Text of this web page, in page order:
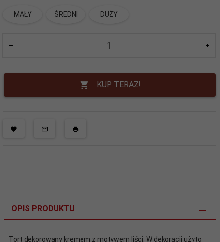
MAŁY ŚREDNI DUŻY
KUP TERAZ!
OPIS PRODUKTU
Tort dekorowany kremem z motywem liści. W dekoracji użyto